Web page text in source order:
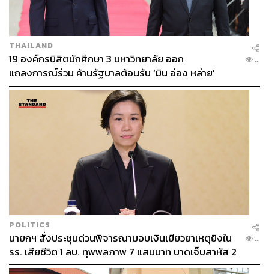
THAILAND
19 องค์กรนิสิตนักศึกษา 3 มหาวิทยาลัย ออก
แถลงการณ์ร่วม ค้านรัฐบาลต้อนรับ ‘มิน อ่อง หล่าย’
...
POLITICS
นายกฯ สั่งประชุมด่วนพิจารณามอบเงินเยียวยาเหตุยิงใน
รร. เสียชีวิต 1 ลบ. ทุพพลภาพ 7 แสนบาท บาดเจ็บสาหัส 2
แสนบาท บาดเจ็บเล็กน้อย 1 แสนบาท
...